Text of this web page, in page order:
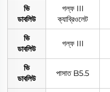
ভি
ডাবলিউ
গল্ফ III
ক্যাব্রিওলেট
ভি
ডাবলিউ
গল্ফ III
ভি
ডাবলিউ
পাসাত B5.5